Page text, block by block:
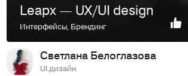
Leapx — UX/UI design
Интерфейсы, Брендинг
Светлана Белоглазова
UI дизайн